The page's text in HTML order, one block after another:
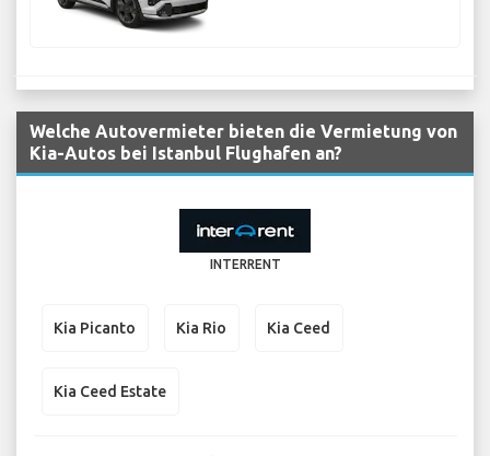
Welche Autovermieter bieten die Vermietung von
Kia-Autos bei Istanbul Flughafen an?
INTERRENT
Kia Picanto Kia Rio Kia Ceed
Kia Ceed Estate